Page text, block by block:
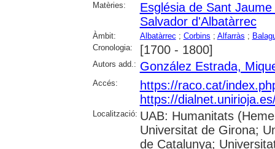
Matèries:
Església de Sant
Salvador d'Albatàrrec
Àmbit: Albatàrrec ; Corbins ; Alfarràs ;
Cronologia:
[1700 - 1800]
Autors add.: González Estrada,
Accés:
https://raco.cat/
https://
Localització: UAB: Humanitats
Universitat de Girona;
de Catalunya;